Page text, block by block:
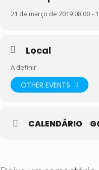
21 de março de 2019 08:00 -
Local
A definir
OTHER EVENTS
CALENDÁRIO